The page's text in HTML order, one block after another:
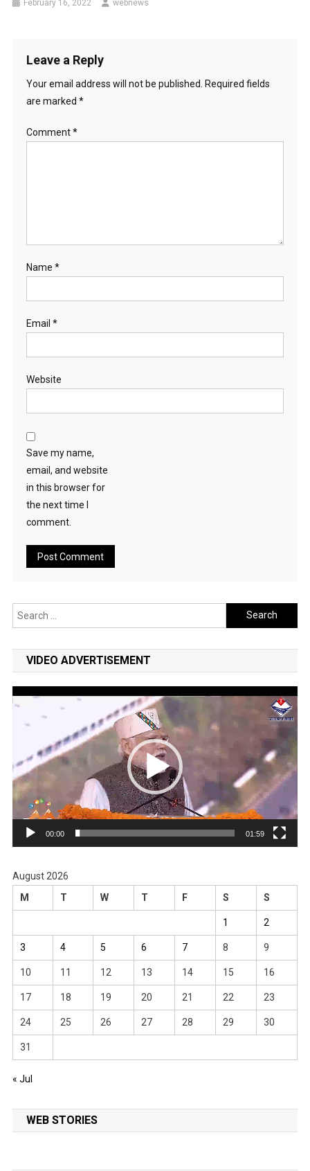
February 16, 2022 webnews
Leave a Reply
Your email address will not be published.
Required fields
are marked *
Comment*
Name *
Email *
Website
Save my name,
email, and website
in this browser for
the next time I
comment.
Search
for:
VIDEO ADVERTISEMENT
Video
00:00 01:59
August 2026
M
T W T F S S
1 2
3 4 5 6 7 8 9
10 11 12 13 14 15 16
17 18 19 20 21 22 23
24 25 26 27 28 29 30
31
« Jul
WEB STORIES